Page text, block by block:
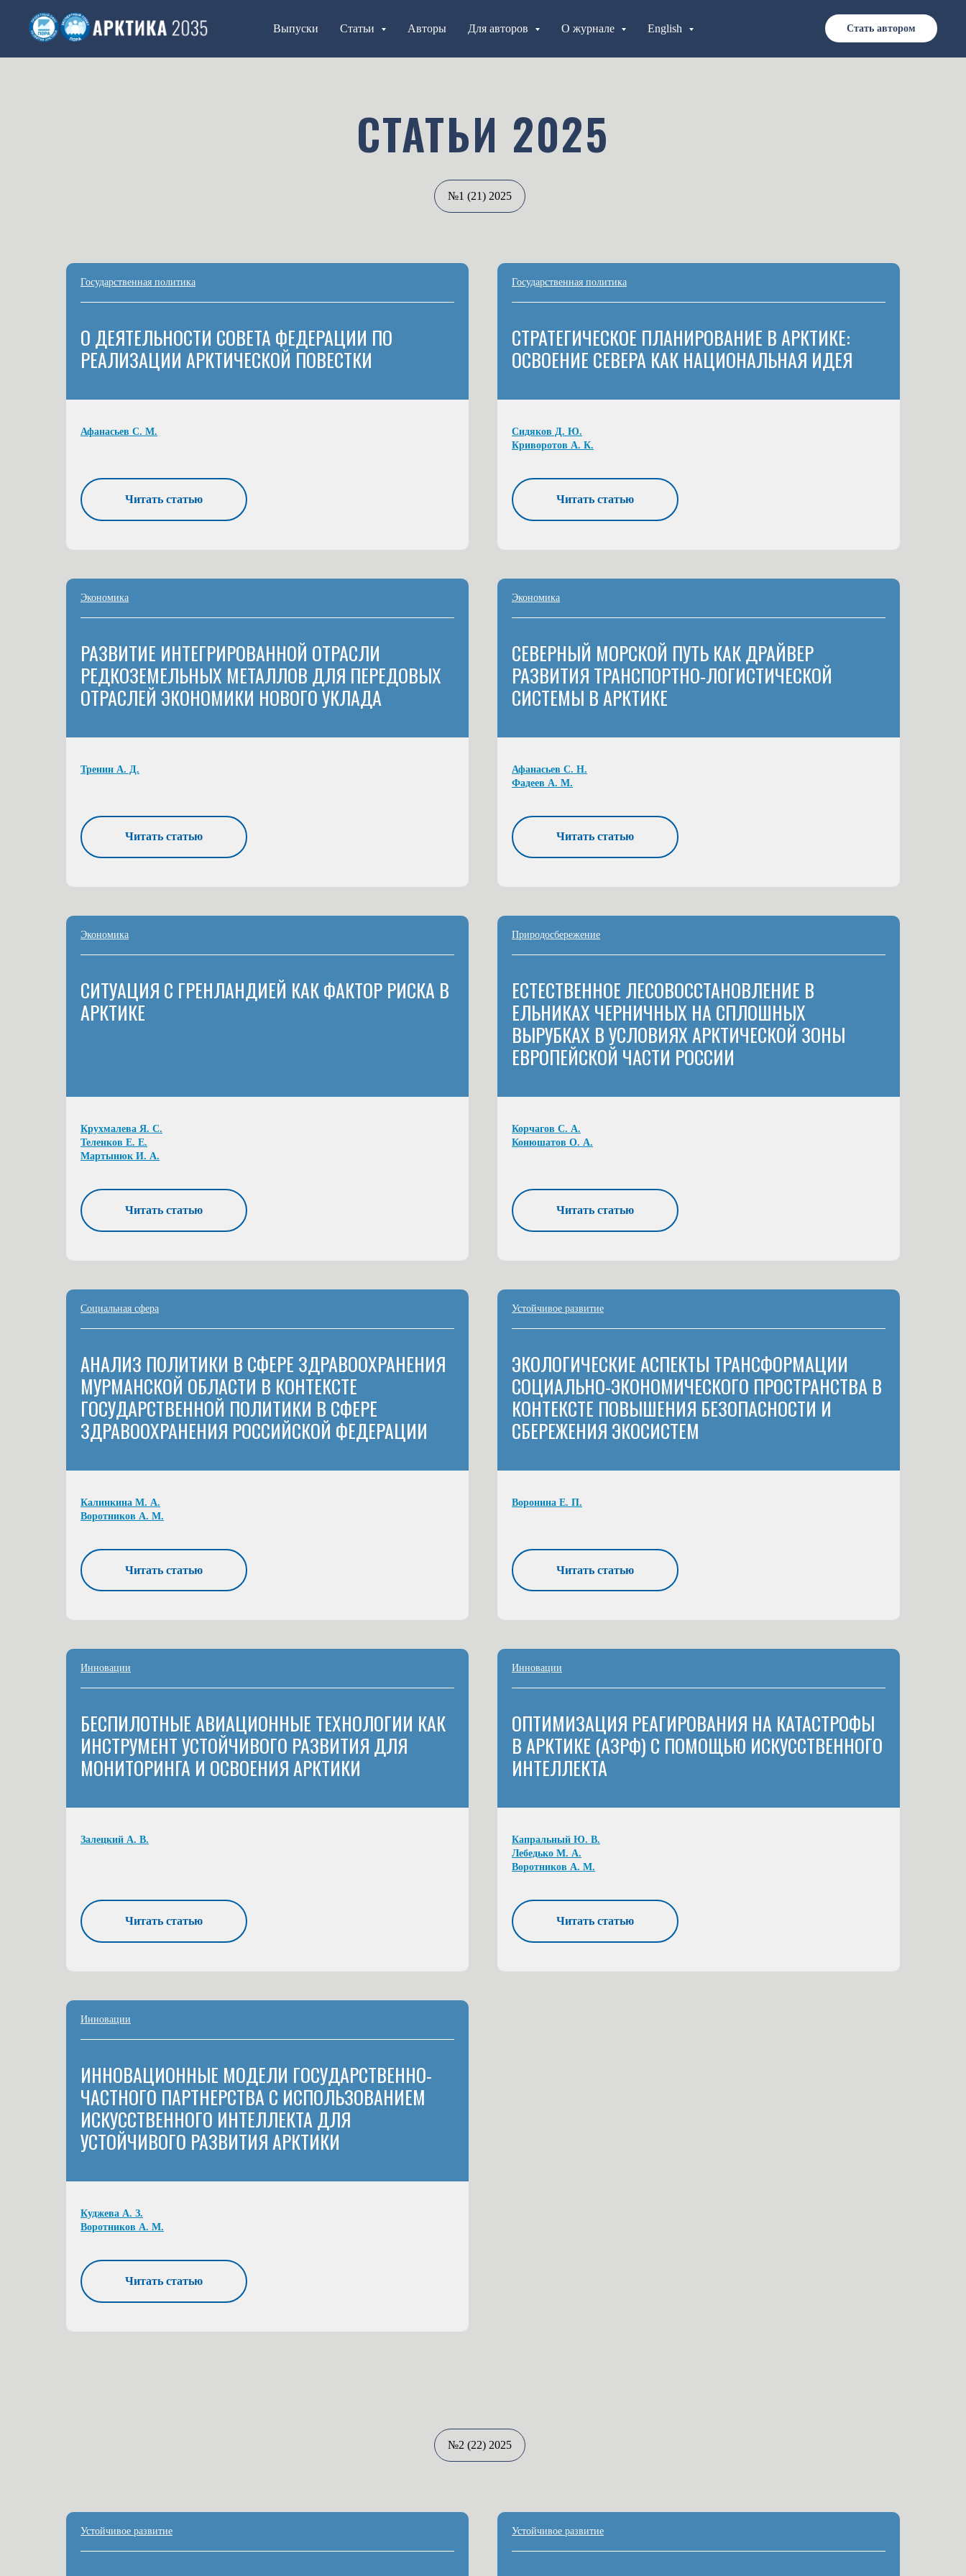
Выпуски Статьи Авторы Для авторов О журнале English Стать автором
СТАТЬИ 2025
№1 (21) 2025
Государственная политика
О ДЕЯТЕЛЬНОСТИ СОВЕТА ФЕДЕРАЦИИ ПО
РЕАЛИЗАЦИИ АРКТИЧЕСКОЙ ПОВЕСТКИ
Афанасьев С. М.
Читать статью
Государственная политика
СТРАТЕГИЧЕСКОЕ ПЛАНИРОВАНИЕ В АРКТИКЕ:
ОСВОЕНИЕ СЕВЕРА КАК НАЦИОНАЛЬНАЯ ИДЕЯ
Сидяков Д. Ю.
Криворотов А. К.
Читать статью
Экономика
РАЗВИТИЕ ИНТЕГРИРОВАННОЙ ОТРАСЛИ
РЕДКОЗЕМЕЛЬНЫХ МЕТАЛЛОВ ДЛЯ ПЕРЕДОВЫХ
ОТРАСЛЕЙ ЭКОНОМИКИ НОВОГО УКЛАДА
Тренин А. Д.
Читать статью
Экономика
СЕВЕРНЫЙ МОРСКОЙ ПУТЬ КАК ДРАЙВЕР
РАЗВИТИЯ ТРАНСПОРТНО-ЛОГИСТИЧЕСКОЙ
СИСТЕМЫ В АРКТИКЕ
Афанасьев С. Н.
Фадеев А. М.
Читать статью
Экономика
СИТУАЦИЯ С ГРЕНЛАНДИЕЙ КАК ФАКТОР РИСКА В
АРКТИКЕ
Крухмалева Я. С.
Теленков Е. Е.
Мартынюк И. А.
Читать статью
Природосбережение
ЕСТЕСТВЕННОЕ ЛЕСОВОССТАНОВЛЕНИЕ В
ЕЛЬНИКАХ ЧЕРНИЧНЫХ НА СПЛОШНЫХ
ВЫРУБКАХ В УСЛОВИЯХ АРКТИЧЕСКОЙ ЗОНЫ
ЕВРОПЕЙСКОЙ ЧАСТИ РОССИИ
Корчагов С. А.
Конюшатов О. А.
Читать статью
Социальная сфера
АНАЛИЗ ПОЛИТИКИ В СФЕРЕ ЗДРАВООХРАНЕНИЯ
МУРМАНСКОЙ ОБЛАСТИ В КОНТЕКСТЕ
ГОСУДАРСТВЕННОЙ ПОЛИТИКИ В СФЕРЕ
ЗДРАВООХРАНЕНИЯ РОССИЙСКОЙ ФЕДЕРАЦИИ
Калинкина М. А.
Воротников А. М.
Читать статью
Устойчивое развитие
ЭКОЛОГИЧЕСКИЕ АСПЕКТЫ ТРАНСФОРМАЦИИ
СОЦИАЛЬНО-ЭКОНОМИЧЕСКОГО ПРОСТРАНСТВА В
КОНТЕКСТЕ ПОВЫШЕНИЯ БЕЗОПАСНОСТИ И
СБЕРЕЖЕНИЯ ЭКОСИСТЕМ
Воронина Е. П.
Читать статью
Инновации
БЕСПИЛОТНЫЕ АВИАЦИОННЫЕ ТЕХНОЛОГИИ КАК
ИНСТРУМЕНТ УСТОЙЧИВОГО РАЗВИТИЯ ДЛЯ
МОНИТОРИНГА И ОСВОЕНИЯ АРКТИКИ
Залецкий А. В.
Читать статью
Инновации
ОПТИМИЗАЦИЯ РЕАГИРОВАНИЯ НА КАТАСТРОФЫ
В АРКТИКЕ (АЗРФ) С ПОМОЩЬЮ ИСКУССТВЕННОГО
ИНТЕЛЛЕКТА
Капральный Ю. В.
Лебедько М. А.
Воротников А. М.
Читать статью
Инновации
ИННОВАЦИОННЫЕ МОДЕЛИ ГОСУДАРСТВЕННО-
ЧАСТНОГО ПАРТНЕРСТВА С ИСПОЛЬЗОВАНИЕМ
ИСКУССТВЕННОГО ИНТЕЛЛЕКТА ДЛЯ
УСТОЙЧИВОГО РАЗВИТИЯ АРКТИКИ
Куджева А. З.
Воротников А. М.
Читать статью
№2 (22) 2025
Устойчивое развитие Устойчивое развитие